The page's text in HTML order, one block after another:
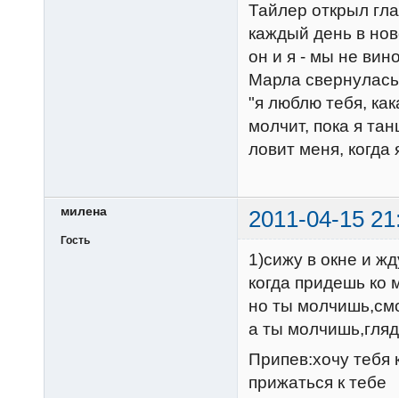
Тайлер открыл
каждый день в
он и я - мы не
Марла
"я люблю тебя,
молчит, пока я
ловит меня, когда
милена 2011-04-15
Гость
1)сижу в окне и
когда придешь ко
но ты
а ты
Припев:хочу тебя
прижаться к тебе